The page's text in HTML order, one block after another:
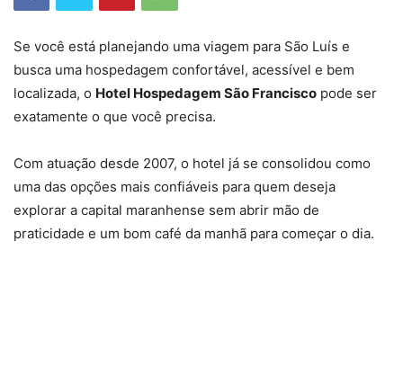
Se você está planejando uma viagem para São Luís e
busca uma hospedagem confortável, acessível e bem
localizada, o Hotel Hospedagem São Francisco pode ser
exatamente o que você precisa.
Com atuação desde 2007, o hotel já se consolidou como
uma das opções mais confiáveis para quem deseja
explorar a capital maranhense sem abrir mão de
praticidade e um bom café da manhã para começar o dia.